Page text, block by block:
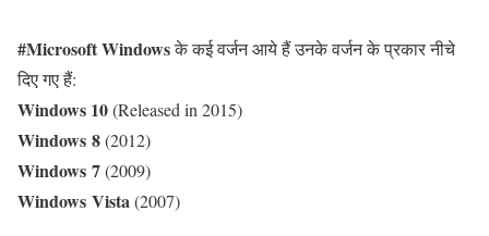
#Microsoft Windowsके कई वर्जन आये हैं उनके वर्जन के प्रकार नीचे
दिए गए हैं:
Windows 10(Released in 2015)
Windows 8(2012)
Windows 7(2009)
Windows Vista(2007)